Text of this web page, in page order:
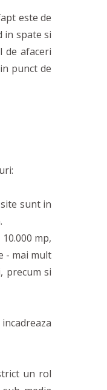
este de
in spate si
de afaceri
punct de
sunt in
mp,
- mai mult
precum si
un rol